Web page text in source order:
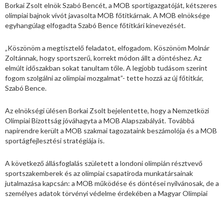
Borkai Zsolt elnök Szabó Bencét, a MOB sportigazgatóját, kétszeres
olimpiai bajnok vívót javasolta MOB főtitkárnak. A MOB elnöksége
egyhangúlag elfogadta Szabó Bence főtitkári kinevezését.
„Köszönöm a megtisztelő feladatot, elfogadom. Köszönöm Molnár
Zoltánnak, hogy sportszerű, korrekt módon állt a döntéshez. Az
elmúlt időszakban sokat tanultam tőle. A legjobb tudásom szerint
fogom szolgálni az olimpiai mozgalmat”- tette hozzá az új főtitkár,
Szabó Bence.
Az elnökségi ülésen Borkai Zsolt bejelentette, hogy a Nemzetközi
Olimpiai Bizottság jóváhagyta a MOB Alapszabályát. Továbbá
napirendre került a MOB szakmai tagozataink beszámolója és a MOB
sportágfejlesztési stratégiája is.
A következő állásfoglalás született a londoni olimpián résztvevő
sportszakemberek és az olimpiai csapatiroda munkatársainak
jutalmazása kapcsán: a MOB működése és döntései nyilvánosak, de a
személyes adatok törvényi védelme érdekében a Magyar Olimpiai